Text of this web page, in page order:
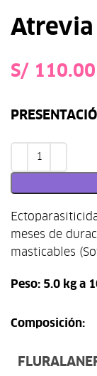
Atrevia
S/
meses de
masticables
Peso: 5.0 kg a
Composición: